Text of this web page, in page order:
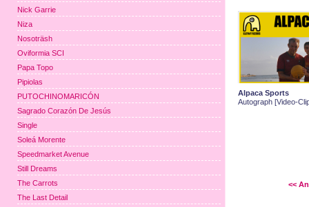
Alpaca Sports
Autograph [Video-
<<
Nick Garrie
Niza
Nosoträsh
Oviformia SCI
Papa Topo
Pipiolas
PUTOCHINOMARICÓN
Sagrado Corazón De Jesús
Single
Soleá Morente
Speedmarket Avenue
Still Dreams
The Carrots
The Last Detail